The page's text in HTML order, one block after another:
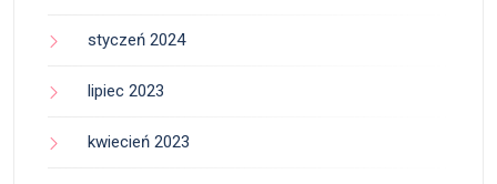
styczeń 2024
lipiec 2023
kwiecień 2023